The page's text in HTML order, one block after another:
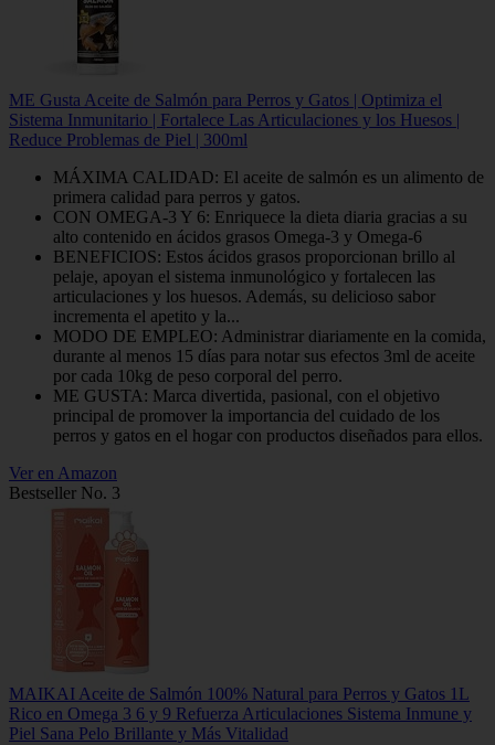
ME Gusta Aceite de Salmón para Perros y Gatos | Optimiza el
Sistema Inmunitario | Fortalece Las Articulaciones y los Huesos |
Reduce Problemas de Piel | 300ml
MÁXIMA CALIDAD: El aceite de salmón es un alimento de
primera calidad para perros y gatos.
CON OMEGA-3 Y 6: Enriquece la dieta diaria gracias a su
alto contenido en ácidos grasos Omega-3 y Omega-6
BENEFICIOS: Estos ácidos grasos proporcionan brillo al
pelaje, apoyan el sistema inmunológico y fortalecen las
articulaciones y los huesos. Además, su delicioso sabor
incrementa el apetito y la...
MODO DE EMPLEO: Administrar diariamente en la comida,
durante al menos 15 días para notar sus efectos 3ml de aceite
por cada 10kg de peso corporal del perro.
ME GUSTA: Marca divertida, pasional, con el objetivo
principal de promover la importancia del cuidado de los
perros y gatos en el hogar con productos diseñados para ellos.
Ver en Amazon
Bestseller No. 3
MAIKAI Aceite de Salmón 100% Natural para Perros y Gatos 1L
Rico en Omega 3 6 y 9 Refuerza Articulaciones Sistema Inmune y
Piel Sana Pelo Brillante y Más Vitalidad